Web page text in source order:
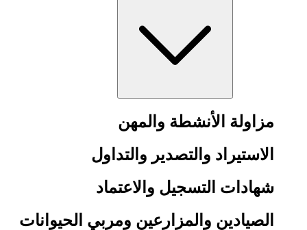
مزاولة الأنشطة والمهن
الاستيراد والتصدير والتداول
شهادات التسجيل والاعتماد
الصيادين والمزارعين ومربي الحيوانات